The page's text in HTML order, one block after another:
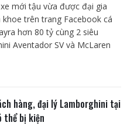
mới tậu vừa được đại gia
khoe trên trang Facebook cá
hơn 80 tỷ cùng 2 siêu
Aventador SV và McLaren
hàng, đại lý Lamborghini tại
thể bị kiện